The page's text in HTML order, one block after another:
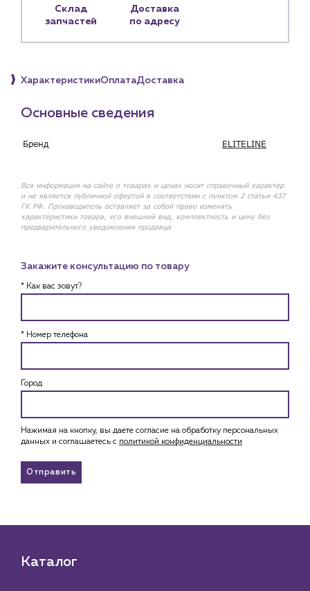
г. Краснодар, ул. Российская, 63
Склад
запчастей
Доставка
по адресу
ХарактеристикиОплатаДоставка
Основные сведения
Бренд ELITELINE
Вся информация на сайте о товарах и ценах носит справочный характер
и не является публичной офертой в соответствии с пунктом 2 статьи 437
ГК РФ. Производитель оставляет за собой право изменять
характеристики товара, его внешний вид, комплектность и цену без
предварительного уведомления продавца
Закажите консультацию по товару
* Как вас зовут?
* Номер телефона
Город
Нажимая на кнопку, вы даете согласие на обработку персональных
данных и соглашаетесь c политикой конфиденциальности
Отправить
Каталог